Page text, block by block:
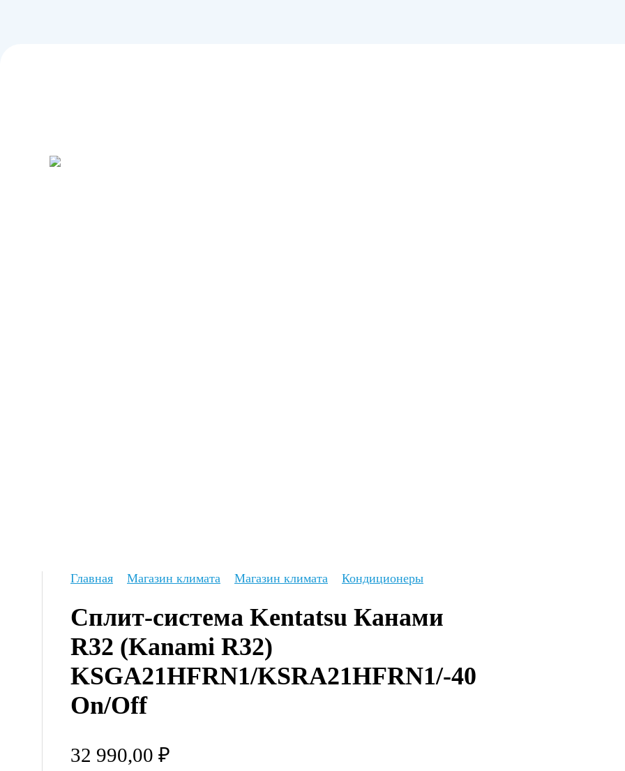
Главная Магазин климата Магазин климата Кондиционеры
Сплит-система Kentatsu Канами
R32 (Kanami R32)
KSGA21HFRN1/KSRA21HFRN1/-40
On/Off
32 990,00 ₽